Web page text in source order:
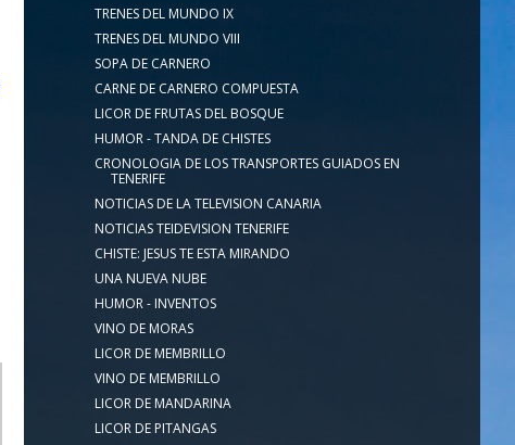
TRENES DEL MUNDO IX
TRENES DEL MUNDO VIII
SOPA DE CARNERO
CARNE DE CARNERO COMPUESTA
LICOR DE FRUTAS DEL BOSQUE
HUMOR - TANDA DE CHISTES
CRONOLOGIA DE LOS TRANSPORTES GUIADOS EN
TENERIFE
NOTICIAS DE LA TELEVISION CANARIA
NOTICIAS TEIDEVISION TENERIFE
CHISTE: JESUS TE ESTA MIRANDO
UNA NUEVA NUBE
HUMOR - INVENTOS
VINO DE MORAS
LICOR DE MEMBRILLO
VINO DE MEMBRILLO
LICOR DE MANDARINA
LICOR DE PITANGAS